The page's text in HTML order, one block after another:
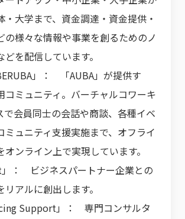
・大学まで、資金調達・資金提供・
の様々な情報や事業を創るためのノ
を配信しています。
」： 「AUBA」が提供す
コミュニティ。バーチャルコワーキ
で会員同士の会話や商談、各種イベ
ミュニティ支援実施まで、オフライ
オンライン上で実現しています。
： ビジネスパートナー企業との
アルに創出します。
Support」： 専門コンサルタ